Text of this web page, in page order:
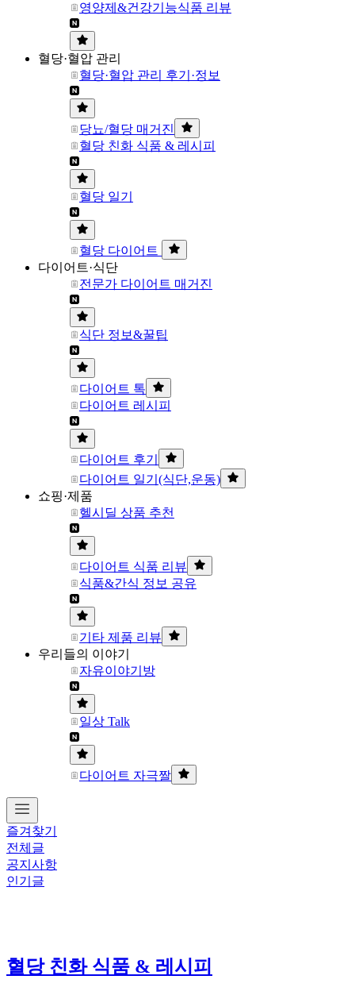
영양제&건강기능식품 리뷰
혈당·혈압 관리
혈당·혈압 관리 후기·정보
당뇨/혈당 매거진
혈당 친화 식품 & 레시피
혈당 일기
혈당 다이어트
다이어트·식단
전문가 다이어트 매거진
식단 정보&꿀팁
다이어트 톡
다이어트 레시피
다이어트 후기
다이어트 일기(식단,운동)
쇼핑·제품
헬시딜 상품 추천
다이어트 식품 리뷰
식품&간식 정보 공유
기타 제품 리뷰
우리들의 이야기
자유이야기방
일상 Talk
다이어트 자극짤
즐겨찾기
전체글
공지사항
인기글
혈당 친화 식품 & 레시피